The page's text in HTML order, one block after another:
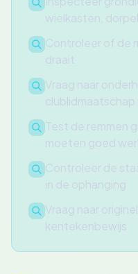
wielkasten,
Controleer of de
draait
Vraag naar
clublidmaatschap
Test de remmen
moeten goed
Controleer de
in de ophanging
Vraag naar
kentekenbewijs